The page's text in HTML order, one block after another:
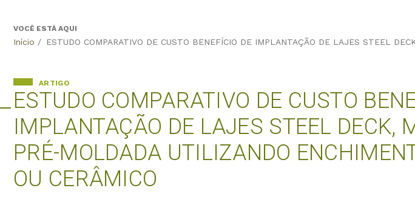
BackVOCÊ ESTÁ AQUI
Início / ESTUDO COMPARATIVO DE CUSTO BENEFÍCIO DE IMPLANTAÇÃO DE LAJES STEEL
ESTUDO COMPARATIVO DE CUSTO
IMPLANTAÇÃO DE LAJES STEEL DECK,
PRÉ-MOLDADA UTILIZANDO
OU CERÂMICO
ARTIGO